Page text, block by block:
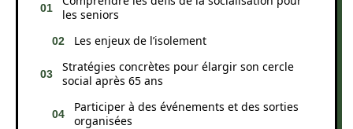
les seniors
Les enjeux de l’isolement
Stratégies concrètes pour élargir son cercle
social après 65 ans
Participer à des événements et des sorties
organisées